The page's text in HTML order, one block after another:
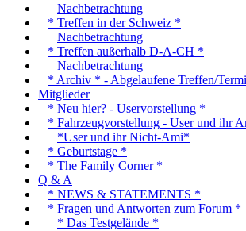
Nachbetrachtung
* Treffen in der Schweiz *
Nachbetrachtung
* Treffen außerhalb D-A-CH *
Nachbetrachtung
* Archiv * - Abgelaufene Treffen/
Mitglieder
* Neu hier? - Uservorstellung *
* Fahrzeugvorstellung - User und ihr
*User und ihr Nicht-Ami*
* Geburtstage *
* The Family Corner *
Q & A
* NEWS & STATEMENTS *
* Fragen und Antworten zum Forum *
* Das Testgelände *